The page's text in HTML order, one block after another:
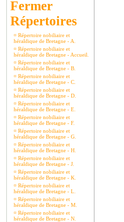
Répertoires
¤ Répertoire nobiliaire et
héraldique de Bretagne - A.
¤ Répertoire nobiliaire et
héraldique de Bretagne - Accueil.
¤ Répertoire nobiliaire et
héraldique de Bretagne - B.
¤ Répertoire nobiliaire et
héraldique de Bretagne - C.
¤ Répertoire nobiliaire et
héraldique de Bretagne - D.
¤ Répertoire nobiliaire et
héraldique de Bretagne - E.
¤ Répertoire nobiliaire et
héraldique de Bretagne - F.
¤ Répertoire nobiliaire et
héraldique de Bretagne - G.
¤ Répertoire nobiliaire et
héraldique de Bretagne - H.
¤ Répertoire nobiliaire et
héraldique de Bretagne - J.
¤ Répertoire nobiliaire et
héraldique de Bretagne - K.
¤ Répertoire nobiliaire et
héraldique de Bretagne - L.
¤ Répertoire nobiliaire et
héraldique de Bretagne - M.
¤ Répertoire nobiliaire et
héraldique de Bretagne - N.